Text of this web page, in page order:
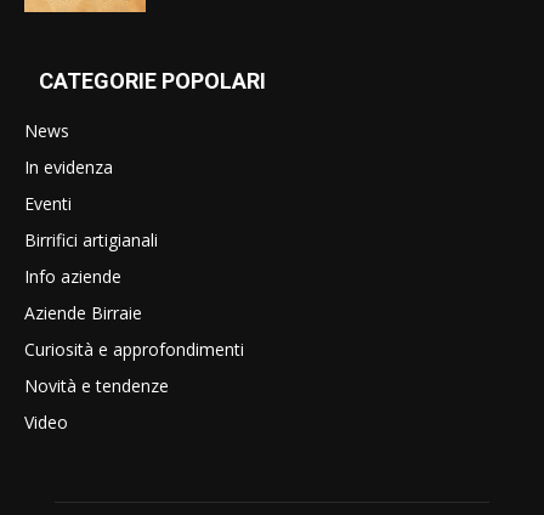
CATEGORIE POPOLARI
News
In evidenza
Eventi
Birrifici artigianali
Info aziende
Aziende Birraie
Curiosità e approfondimenti
Novità e tendenze
Video